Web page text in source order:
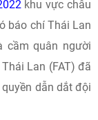
khu vực châu
báo chí Thái Lan
cầm quân người
Lan (FAT) đã
dẫn dắt đội